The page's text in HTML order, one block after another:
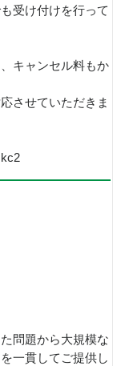
受け付けを行って
キャンセル料もか
させていただきま
問題から大規模な
一貫してご提供し